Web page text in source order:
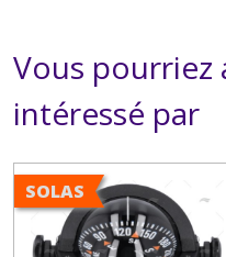
Vous pourriez
intéressé par
SOLAS